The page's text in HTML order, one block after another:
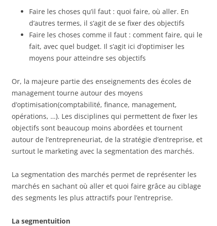
Faire les choses qu’il faut : quoi faire, où aller. En
d’autres termes, il s’agit de se fixer des objectifs
Faire les choses comme il faut : comment faire, qui le
fait, avec quel budget. Il s’agit ici d’optimiser les
moyens pour atteindre ses objectifs
Or, la majeure partie des enseignements des écoles de
management tourne autour des moyens
d’optimisation(comptabilité, finance, management,
opérations, …). Les disciplines qui permettent de fixer les
objectifs sont beaucoup moins abordées et tournent
autour de l’entrepreneuriat, de la stratégie d’entreprise, et
surtout le marketing avec la segmentation des marchés.
La segmentation des marchés permet de représenter les
marchés en sachant où aller et quoi faire grâce au ciblage
des segments les plus attractifs pour l’entreprise.
La segmentuition